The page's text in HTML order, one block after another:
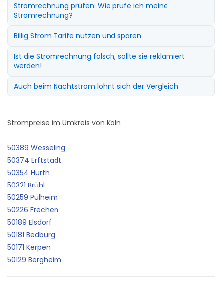
Stromrechnung prüfen: Wie prüfe ich meine
Stromrechnung?
Billig Strom Tarife nutzen und sparen
Ist die Stromrechnung falsch, sollte sie reklamiert
werden!
Auch beim Nachtstrom lohnt sich der Vergleich
Strompreise im Umkreis von Köln
50389 Wesseling
50374 Erftstadt
50354 Hürth
50321 Brühl
50259 Pulheim
50226 Frechen
50189 Elsdorf
50181 Bedburg
50171 Kerpen
50129 Bergheim